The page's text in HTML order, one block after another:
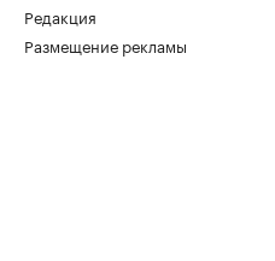
Редакция
Размещение рекламы